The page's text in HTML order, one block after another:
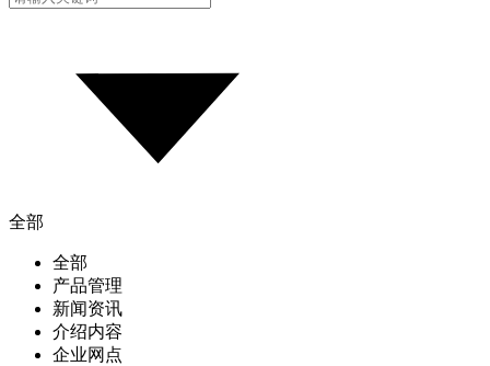
全部
全部
产品管理
新闻资讯
介绍内容
企业网点